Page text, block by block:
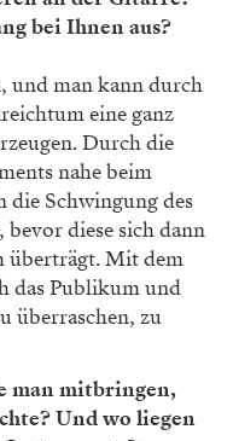
bei Ihnen aus?
und man kann durch
eine ganz
Durch die
nahe beim
die Schwingung des
diese sich dann
überträgt. Mit dem
das Publikum und
überraschen, zu
man mitbringen,
Und wo liegen